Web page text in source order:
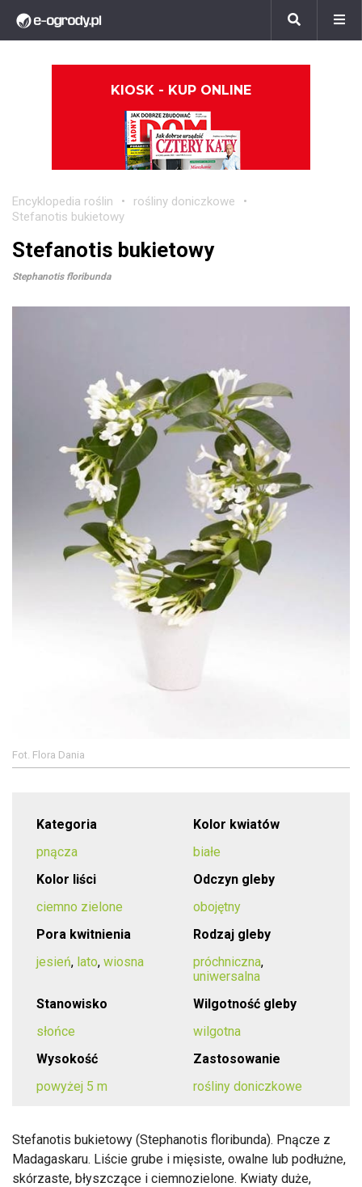
KIOSK - KUP ONLINE
Encyklopedia roślin
rośliny doniczkowe
Stefanotis bukietowy
Stefanotis bukietowy
Stephanotis floribunda
Fot. Flora Dania
Kategoria
pnącza
Kolor kwiatów
białe
Kolor liści
ciemno zielone
Odczyn gleby
obojętny
Pora kwitnienia
jesień, lato, wiosna
Rodzaj gleby
próchniczna,
uniwersalna
Stanowisko
słońce
Wilgotność gleby
wilgotna
Wysokość
powyżej 5 m
Zastosowanie
rośliny doniczkowe
Stefanotis bukietowy (Stephanotis floribunda). Pnącze z
Madagaskaru. Liście grube i mięsiste, owalne lub podłużne,
skórzaste, błyszczące i ciemnozielone. Kwiaty duże,